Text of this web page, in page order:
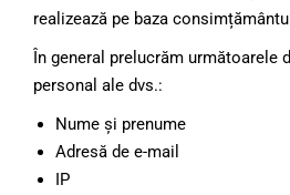
realizează pe baza
În general prelucrăm următoarele
personal ale dvs.:
Nume și prenume
Adresă de e-mail
IP